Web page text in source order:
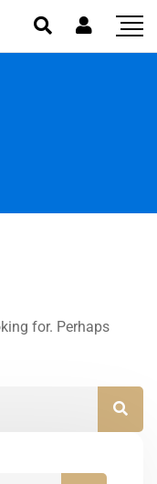
for. Perhaps